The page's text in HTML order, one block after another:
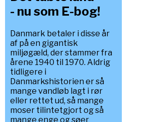
- nu som E-bog!
Danmark betaler i disse år
af på en gigantisk
miljøgæld, der stammer fra
årene 1940 til 1970. Aldrig
tidligere i
Danmarkshistorien er så
mange vandløb lagt i rør
eller rettet ud, så mange
moser tilintetgjort og så
mange enge og søer